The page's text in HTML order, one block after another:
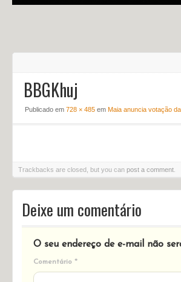
BBGKhuj
Publicado em 728 × 485 em Maia anuncia votação
Trackbacks are closed, but you can post a comment
Deixe um comentário
O seu endereço de e-mail não
Comentário *